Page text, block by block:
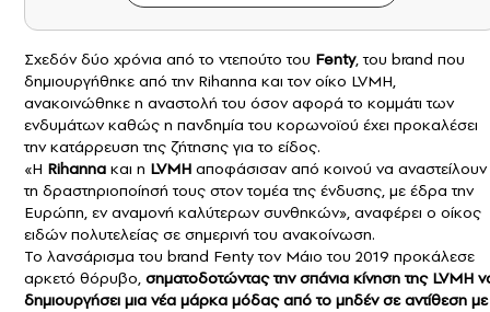
Σχεδόν δύο χρόνια από το ντεπούτο του Fenty, του brand που
δημιουργήθηκε από την Rihanna και τον οίκο LVMH,
ανακοινώθηκε η αναστολή του όσον αφορά το κομμάτι των
ενδυμάτων καθώς η πανδημία του κορωνοϊού έχει προκαλέσει
την κατάρρευση της ζήτησης για το είδος.
«Η Rihanna και η LVMH αποφάσισαν από κοινού να αναστείλουν
τη δραστηριοποίησή τους στον τομέα της ένδυσης, με έδρα την
Ευρώπη, εν αναμονή καλύτερων συνθηκών», αναφέρει ο οίκος
ειδών πολυτελείας σε σημερινή του ανακοίνωση.
Το λανσάρισμα του brand Fenty τον Μάιο του 2019 προκάλεσε
αρκετό θόρυβο, σηματοδοτώντας την σπάνια κίνηση της LVMH
δημιουργήσει μια νέα μάρκα μόδας από το μηδέν σε αντίθεση με